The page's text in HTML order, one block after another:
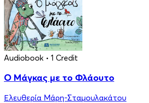
Audiobook • 1 Credit
Ο Μάγκας με το Φλάουτο
Ελευθερία Μάρη-Σταμουλακάτου